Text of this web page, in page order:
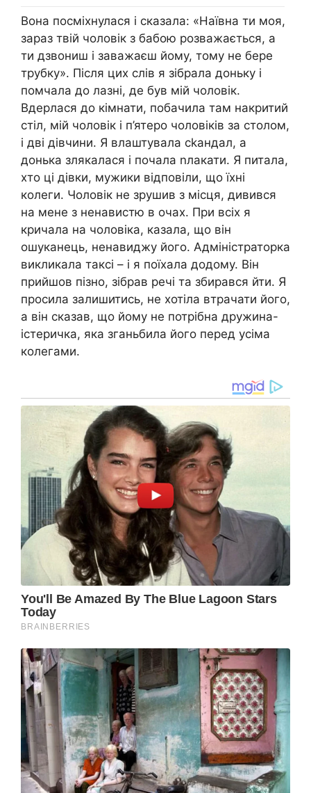
Вона посміхнулася і сказала: «Наївна ти моя,
зараз твій чоловік з бабою розважається, а
ти дзвониш і заважаєш йому, тому не бере
трубку». Після цих слів я зібрала доньку і
помчала до лазні, де був мій чоловік.
Вдерлася до кімнати, побачила там накритий
стіл, мій чоловік і п’ятеро чоловіків за столом,
і дві дівчини. Я влаштувала сkандал, а
донька злякалася і почала nлакати. Я питала,
хто ці дівки, мужики відповіли, що їхні
колеги. Чоловік не зрушив з місця, дивився
на мене з ненавистю в очах. При всіх я
кричала на чоловіка, казала, що він
ошуканець, ненавиджу його. Адміністраторка
викликала таксі – і я поїхала додому. Він
прийшов пізно, зібрав речі та збирався йти. Я
просила залишитись, не хотіла втрачати його,
а він сказав, що йому не потрібна дружина-
істеричка, яка зганьбила його перед усіма
колегами.